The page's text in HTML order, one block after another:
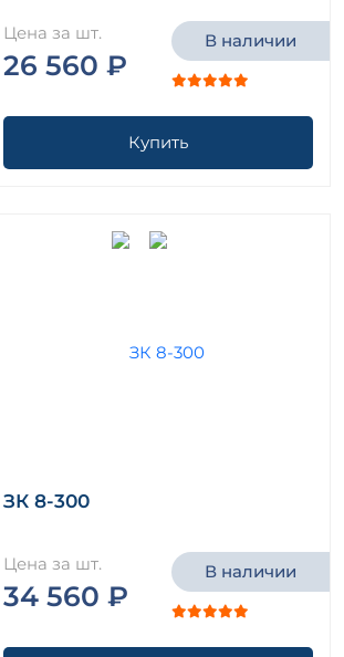
Цена за шт.
26 560 ₽
В наличии
Купить
ЗК 8-300
Цена за шт.
34 560 ₽
В наличии